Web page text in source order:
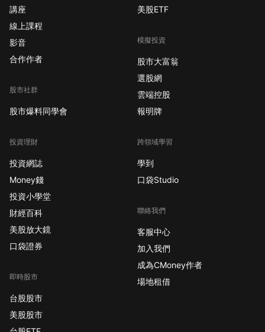
講座
線上課程
影音
合作作者
股市社群
股市爆料同學會
投資理財
投資網誌
Money錢
投資小學堂
財經百科
美股放大鏡
口袋證券
即時股市
台股股市
美股股市
美股ETF
模擬投資
股市大富翁
選股網
雲端控股
報明牌
跨領域學習
學到
口袋Studio
聯絡我們
客服中心
加入我們
成為CMoney作者
場地租借